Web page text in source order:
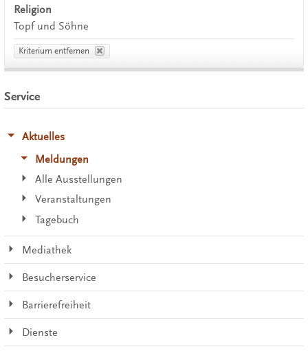
Religion
Topf und Söhne
Kriterium entfernen
Service
Aktuelles
Meldungen
Alle Ausstellungen
Veranstaltungen
Tagebuch
Mediathek
Besucherservice
Barrierefreiheit
Dienste